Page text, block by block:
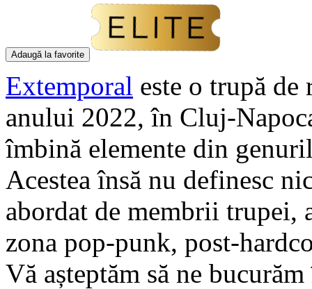
Adaugă la favorite
Extemporal este o trupă
anului 2022, în Cluj-
îmbină elemente din
Acestea însă nu definesc
abordat de membrii trupei,
zona pop-punk, post-
Vă așteptăm să ne